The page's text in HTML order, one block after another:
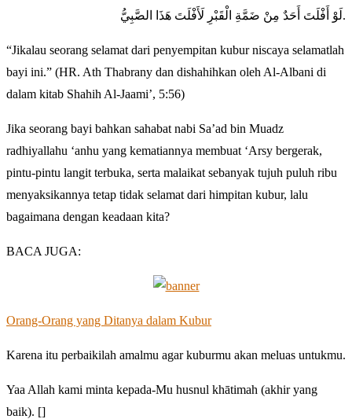
لَوْ أَفْلَتَ أَحَدٌ مِنْ ضَمَّةِ الْقَبْرِ لَأَفْلَتَ هَذَا الصَّبِيُّ.
“Jikalau seorang selamat dari penyempitan kubur niscaya selamatlah
bayi ini.” (HR. Ath Thabrany dan dishahihkan oleh Al-Albani di
dalam kitab Shahih Al-Jaami’, 5:56)
Jika seorang bayi bahkan sahabat nabi Sa’ad bin Muadz
radhiyallahu ‘anhu yang kematiannya membuat ‘Arsy bergerak,
pintu-pintu langit terbuka, serta malaikat sebanyak tujuh puluh ribu
menyaksikannya tetap tidak selamat dari himpitan kubur, lalu
bagaimana dengan keadaan kita?
BACA JUGA:
Orang-Orang yang Ditanya dalam Kubur
Karena itu perbaikilah amalmu agar kuburmu akan meluas untukmu.
Yaa Allah kami minta kepada-Mu husnul khātimah (akhir yang
baik). []